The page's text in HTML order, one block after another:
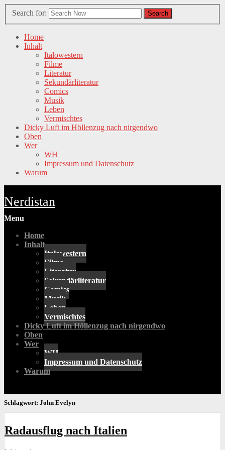
Search for: Search
Home
Inhalt
Italowestern
Filme
Literatur
Sekundärliteratur
Comics
Musik
Leben
Vermischtes
Dicky Luft im Höllenzug nach nirgendwo
Oben
Wer
WH
Impressum und Datenschutz
Warum
Nerdistan
Menu
Home
Inhalt
Italowestern
Filme
Literatur
Sekundärliteratur
Comics
Musik
Leben
Vermischtes
Dicky Luft im Höllenzug nach nirgendwo
Oben
Wer
WH
Impressum und Datenschutz
Warum
Schlagwort: John Evelyn
Radausflug nach Italien